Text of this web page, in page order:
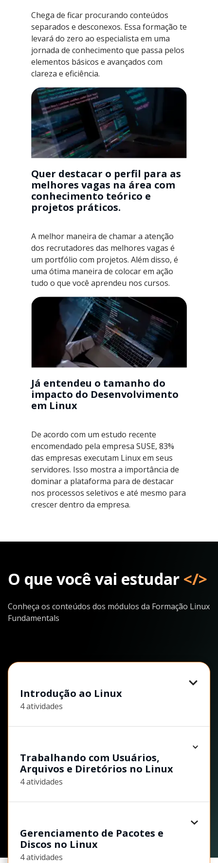
Chega de ficar procurando conteúdos
separados e desconexos. Essa formação te
levará do zero ao especialista em uma
jornada de conhecimento que passa pelos
elementos básicos e avançados com
clareza e eficiência.
Quer destacar o perfil para as
melhores vagas na área com
conhecimento teórico e
projetos práticos.
A melhor maneira de chamar a atenção
dos recrutadores das melhores vagas é
um portfólio com projetos. Além disso, é
uma ótima maneira de colocar em ação
tudo o que você aprendeu nos cursos.
Já entendeu o tamanho do
impacto do Desenvolvimento
em Linux
De acordo com um estudo recente
encomendado pela empresa SUSE, 83%
das empresas executam Linux em seus
servidores. Isso mostra a importância de
dominar a plataforma para de destacar
nos processos seletivos e até mesmo para
crescer dentro da empresa.
O que você vai estudar </>
Conheça os conteúdos dos módulos da Formação Linux
Fundamentals
Introdução ao Linux
4 atividades
Trabalhando com Usuários,
Arquivos e Diretórios no Linux
4 atividades
Gerenciamento de Pacotes e
Discos no Linux
4 atividades